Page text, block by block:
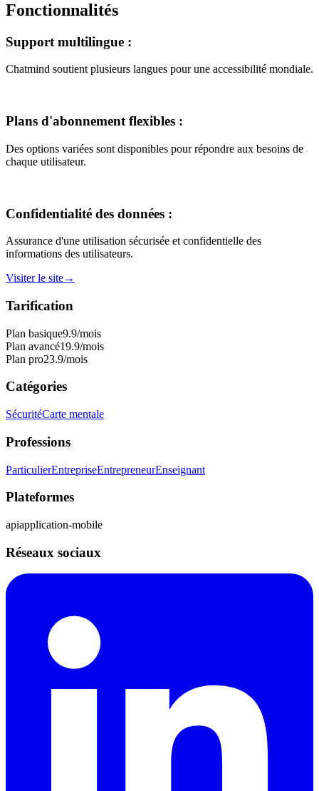
Fonctionnalités
Support multilingue :
Chatmind soutient plusieurs langues pour une accessibilité mondiale.
Plans d'abonnement flexibles :
Des options variées sont disponibles pour répondre aux besoins de
chaque utilisateur.
Confidentialité des données :
Assurance d'une utilisation sécurisée et confidentielle des
informations des utilisateurs.
Visiter le site→
Tarification
Plan basique9.9/mois
Plan avancé19.9/mois
Plan pro23.9/mois
Catégories
SécuritéCarte mentale
Professions
ParticulierEntrepriseEntrepreneurEnseignant
Plateformes
apiapplication-mobile
Réseaux sociaux